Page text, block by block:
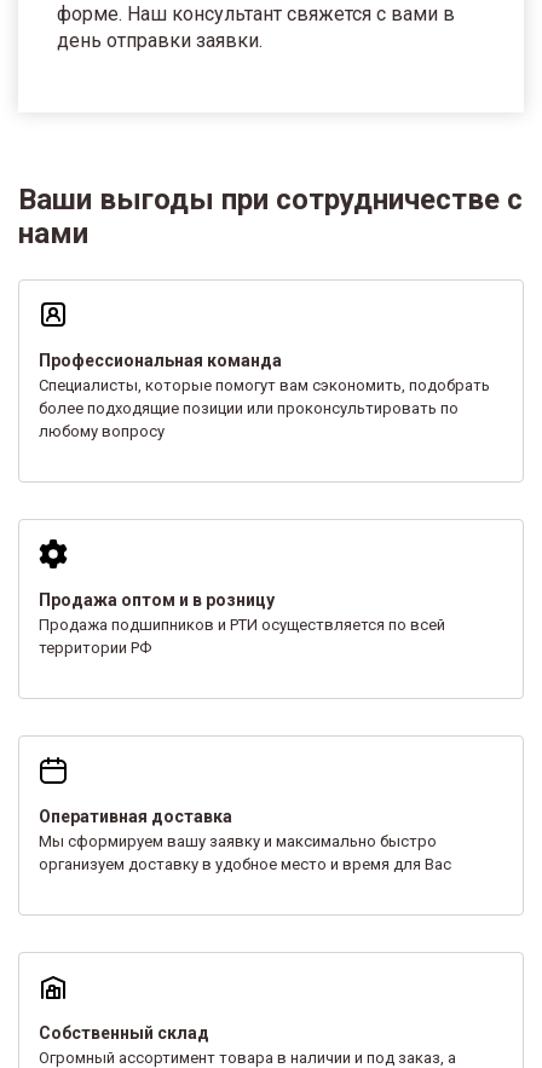
форме. Наш консультант свяжется с вами в
день отправки заявки.
Ваши выгоды при сотрудничестве с
нами
Профессиональная команда
Специалисты, которые помогут вам сэкономить, подобрать
более подходящие позиции или проконсультировать по
любому вопросу
Продажа оптом и в розницу
Продажа подшипников и РТИ осуществляется по всей
территории РФ
Оперативная доставка
Мы сформируем вашу заявку и максимально быстро
организуем доставку в удобное место и время для Вас
Собственный склад
Огромный ассортимент товара в наличии и под заказ, а